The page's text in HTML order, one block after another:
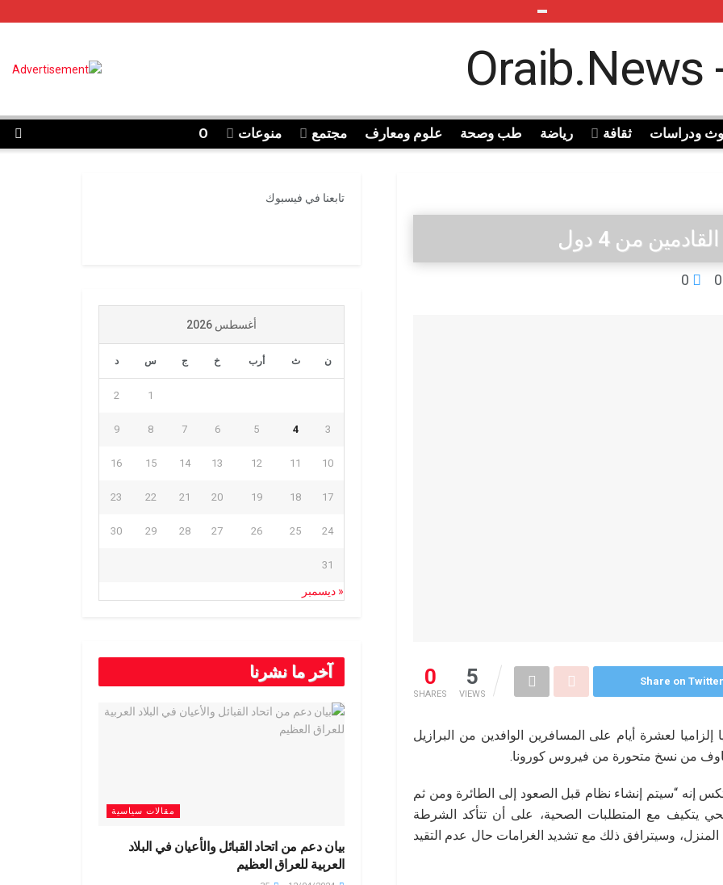
ودراسات ثقافة رياضة طب وصحة علوم ومعارف مجتمع منوعات O
من 4 دول
0
0
0
SHARES
5
VIEWS
Share on Twitter
لعشرة أيام على المسافرين الوافدين من البرازيل
من نسخ متحورة من فيروس كورونا.
إنه “سيتم إنشاء نظام قبل الصعود إلى الطائرة ومن ثم
يتكيف مع المتطلبات الصحية، على أن تتأكد الشرطة
وسيترافق ذلك مع تشديد الغرامات حال عدم التقيد
تابعنا في فيسبوك
أغسطس 2026
ن ث أرب خ ج س د
1
2
3
4
5
6
7
8
9
10
11
12
13
14
15
16
17
18
19
20
21
22
23
24
25
26
27
28
29
30
31
« ديسمبر
آخر ما نشرنا
مقالات سياسية
بيان دعم من اتحاد القبائل والأعيان في البلاد
العربية للعراق العظيم